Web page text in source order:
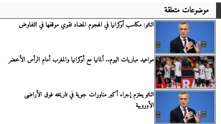
موضوعات متعلقة
الناتو: مكاسب أوكرانيا في الهجوم المضاد تقوي موقفها في التفاوض
مواعيد مباريات اليوم.. ألمانيا مع أوكرانيا والمغرب أمام الرأس الأخضر
الناتو يعتزم إجراء أكبر مناورات جوية في تاريخه فوق الأراضى
الأوروبية